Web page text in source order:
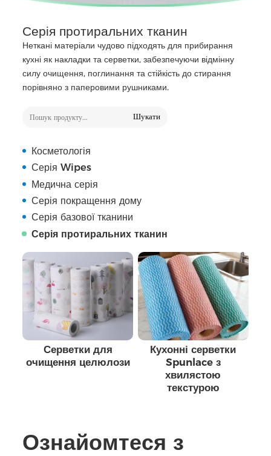
Серія протиральних тканин
Неткані матеріали чудово підходять для прибирання
кухні як накладки та серветки, забезпечуючи відмінну
силу очищення, поглинання та стійкість до стирання
порівняно з паперовими рушниками.
Шукати
Косметологія
Серія Wipes
Медична серія
Серія покращення дому
Серія базової тканини
Серія протиральних тканин
Серветки для
очищення целюлози
Кухонні серветки
Spunlace з
хвилястою
текстурою
Ознайомтеся з